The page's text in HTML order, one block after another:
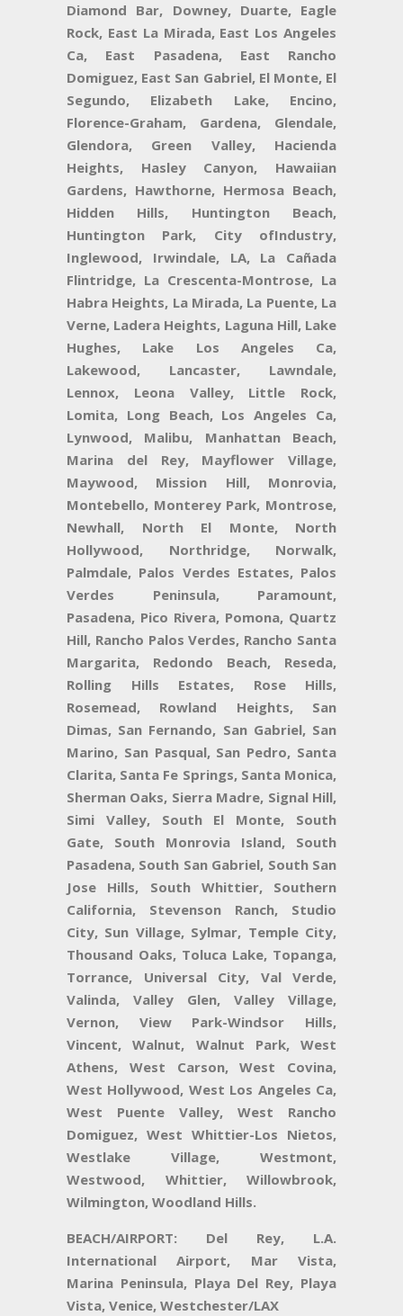
Diamond Bar, Downey, Duarte, Eagle
Rock, East La Mirada, East Los Angeles
Ca, East Pasadena, East Rancho
Domiguez, East San Gabriel, El Monte, El
Segundo, Elizabeth Lake, Encino,
Florence-Graham, Gardena, Glendale,
Glendora, Green Valley, Hacienda
Heights, Hasley Canyon, Hawaiian
Gardens, Hawthorne, Hermosa Beach,
Hidden Hills, Huntington Beach,
Huntington Park, City ofIndustry,
Inglewood, Irwindale, LA, La Cañada
Flintridge, La Crescenta-Montrose, La
Habra Heights, La Mirada, La Puente, La
Verne, Ladera Heights, Laguna Hill, Lake
Hughes, Lake Los Angeles Ca,
Lakewood, Lancaster, Lawndale,
Lennox, Leona Valley, Little Rock,
Lomita, Long Beach, Los Angeles Ca,
Lynwood, Malibu, Manhattan Beach,
Marina del Rey, Mayflower Village,
Maywood, Mission Hill, Monrovia,
Montebello, Monterey Park, Montrose,
Newhall, North El Monte, North
Hollywood, Northridge, Norwalk,
Palmdale, Palos Verdes Estates, Palos
Verdes Peninsula, Paramount,
Pasadena, Pico Rivera, Pomona, Quartz
Hill, Rancho Palos Verdes, Rancho Santa
Margarita, Redondo Beach, Reseda,
Rolling Hills Estates, Rose Hills,
Rosemead, Rowland Heights, San
Dimas, San Fernando, San Gabriel, San
Marino, San Pasqual, San Pedro, Santa
Clarita, Santa Fe Springs, Santa Monica,
Sherman Oaks, Sierra Madre, Signal Hill,
Simi Valley, South El Monte, South
Gate, South Monrovia Island, South
Pasadena, South San Gabriel, South San
Jose Hills, South Whittier, Southern
California, Stevenson Ranch, Studio
City, Sun Village, Sylmar, Temple City,
Thousand Oaks, Toluca Lake, Topanga,
Torrance, Universal City, Val Verde,
Valinda, Valley Glen, Valley Village,
Vernon, View Park-Windsor Hills,
Vincent, Walnut, Walnut Park, West
Athens, West Carson, West Covina,
West Hollywood, West Los Angeles Ca,
West Puente Valley, West Rancho
Domiguez, West Whittier-Los Nietos,
Westlake Village, Westmont,
Westwood, Whittier, Willowbrook,
Wilmington, Woodland Hills.
BEACH/AIRPORT: Del Rey, L.A.
International Airport, Mar Vista,
Marina Peninsula, Playa Del Rey, Playa
Vista, Venice, Westchester/LAX